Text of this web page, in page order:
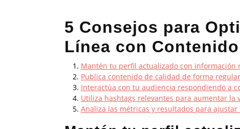
5 Consejos para
Línea con
Mantén tu perfil actualizado con información
Publica contenido de calidad de forma
Interactúa con tu audiencia respondiendo a
Utiliza hashtags relevantes para aumentar
Analiza las métricas y resultados para